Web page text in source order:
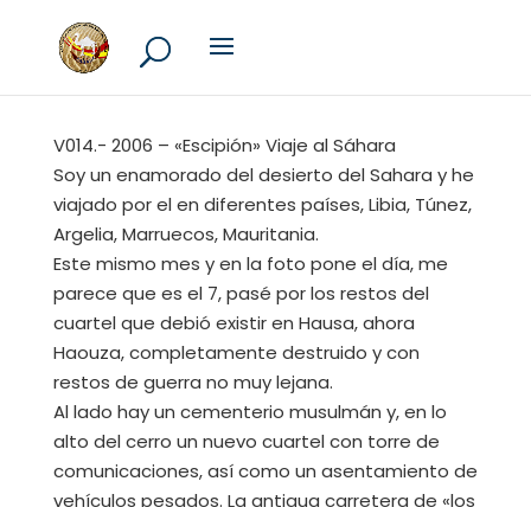
V014.- 2006 – «Escipión» Viaje al Sáhara
Soy un enamorado del desierto del Sahara y he
viajado por el en diferentes países, Libia, Túnez,
Argelia, Marruecos, Mauritania.
Este mismo mes y en la foto pone el día, me
parece que es el 7, pasé por los restos del
cuartel que debió existir en Hausa, ahora
Haouza, completamente destruido y con
restos de guerra no muy lejana.
Al lado hay un cementerio musulmán y, en lo
alto del cerro un nuevo cuartel con torre de
comunicaciones, así como un asentamiento de
vehículos pesados. La antigua carretera de «los